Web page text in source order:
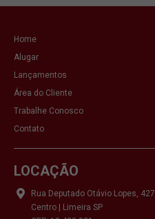
Home
Alugar
Lançamentos
Área do Cliente
Trabalhe Conosco
Contato
LOCAÇÃO
Rua Deputado Otávio Lopes, 427
Centro | Limeira SP